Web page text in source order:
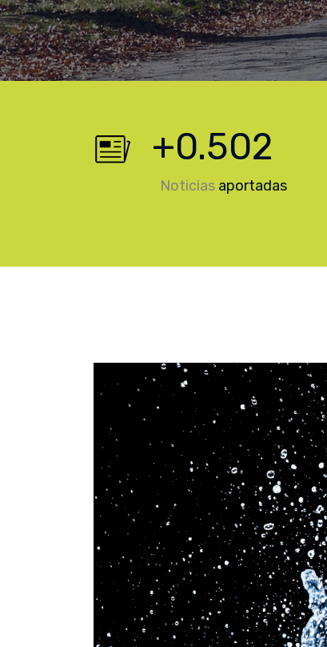
+0.714
Noticias aportadas